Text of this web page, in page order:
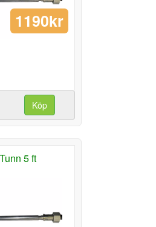
1190kr
Köp
5 ft